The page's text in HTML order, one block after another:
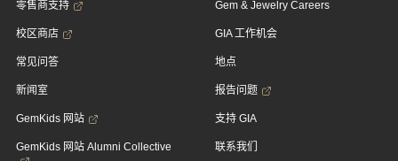
零售商支持
校区商店
常见问答
新闻室
GemKids 网站
GemKids 网站 Alumni Collective
Gem & Jewelry Careers
GIA 工作机会
地点
报告问题
支持 GIA
联系我们